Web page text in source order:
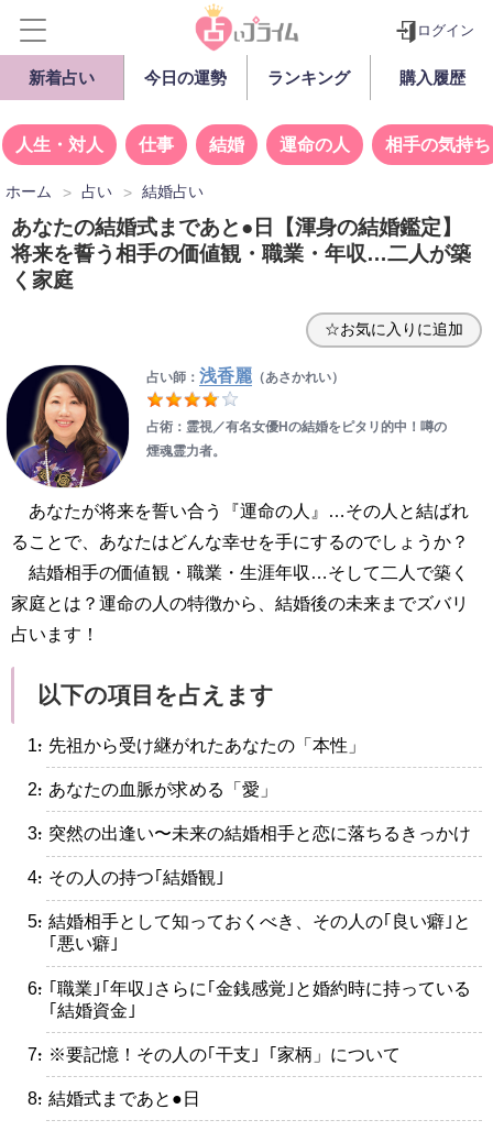
ログイン
新着占い 今日の運勢 ランキング 購入履歴
人生・対人 仕事 結婚 運命の人 相手の気持ち
ホーム 占い 結婚占い
あなたの結婚式まであと●日【渾身の結婚鑑定】
将来を誓う相手の価値観・職業・年収…二人が築
く家庭
☆お気に入りに追加
占い師： 浅香麗（あさかれい）
占術：霊視／有名女優Hの結婚をピタリ的中！噂の
煙魂霊力者。
あなたが将来を誓い合う『運命の人』…その人と結ばれ
ることで、あなたはどんな幸せを手にするのでしょうか？
結婚相手の価値観・職業・生涯年収…そして二人で築く
家庭とは？運命の人の特徴から、結婚後の未来までズバリ
占います！
以下の項目を占えます
・先祖から受け継がれたあなたの「本性」
・あなたの血脈が求める「愛」
・突然の出逢い〜未来の結婚相手と恋に落ちるきっかけ
・その人の持つ｢結婚観｣
・結婚相手として知っておくべき、その人の｢良い癖｣と
｢悪い癖｣
・｢職業｣｢年収｣さらに｢金銭感覚｣と婚約時に持っている
｢結婚資金｣
・※要記憶！その人の｢干支｣「家柄」について
・結婚式まであと●日